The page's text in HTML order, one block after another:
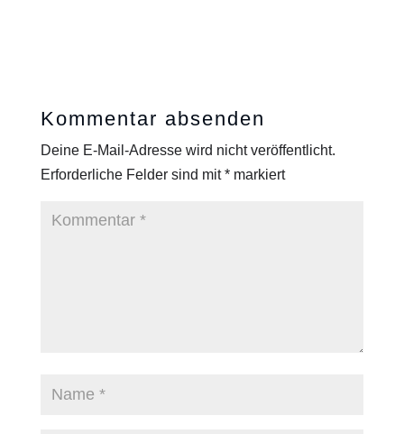
Kommentar absenden
Deine E-Mail-Adresse wird nicht veröffentlicht.
Erforderliche Felder sind mit*markiert